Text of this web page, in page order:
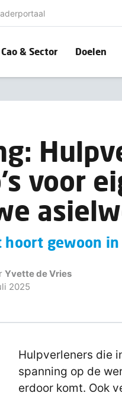
Cao & Sector Doelen
voor
hoort gewoon
Yvette de Vries
2025
Hulpverleners die
spanning op de
erdoor komt. Ook